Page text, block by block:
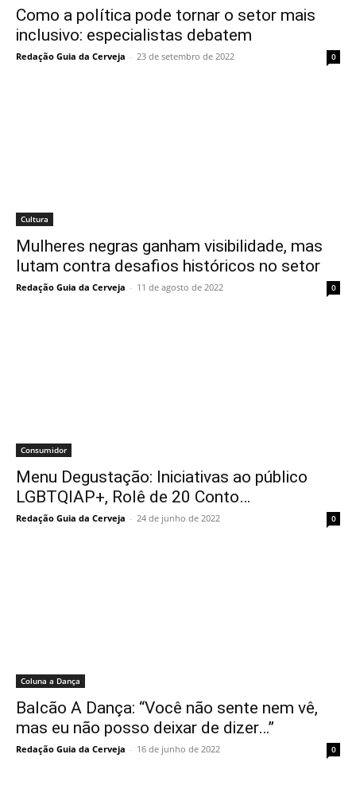
Como a política pode tornar o setor mais
inclusivo: especialistas debatem
Redação Guia da Cerveja - 23 de setembro de 2022 0
Cultura
Mulheres negras ganham visibilidade, mas
lutam contra desafios históricos no setor
Redação Guia da Cerveja - 11 de agosto de 2022 0
Consumidor
Menu Degustação: Iniciativas ao público
LGBTQIAP+, Rolê de 20 Conto…
Redação Guia da Cerveja - 24 de junho de 2022 0
Coluna a Dança
Balcão A Dança: “Você não sente nem vê,
mas eu não posso deixar de dizer…”
Redação Guia da Cerveja - 16 de junho de 2022 0